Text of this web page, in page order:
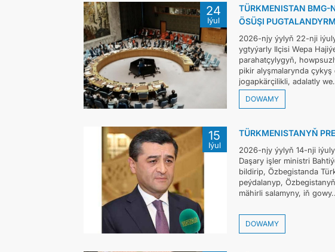
24
Iýul
TÜRKMENISTAN BMG-
ÖSÜŞI
2026-njy ýylyň 22-nji
ygtyýarly Ilçisi Wepa
parahatçylygyň,
pikir alyşmalarynda
jogapkärçilikli, adalatly
DOWAMY
15
Iýul
TÜRKMENISTANYŇ
2026-njy ýylyň 14-nji
Daşary işler ministri
bildirip, Özbegistanda
peýdalanyp,
mähirli salamyny, iň
DOWAMY